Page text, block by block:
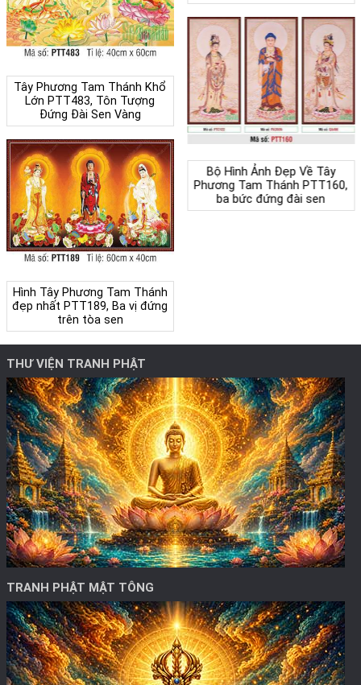
Tây Phương Tam Thánh Khổ
Lớn PTT483, Tôn Tượng
Đứng Đài Sen Vàng
Bộ Hình Ảnh Đẹp Về Tây
Phương Tam Thánh PTT160,
ba bức đứng đài sen
Hình Tây Phương Tam Thánh
đẹp nhất PTT189, Ba vị đứng
trên tòa sen
THƯ VIỆN TRANH PHẬT
TRANH PHẬT MẬT TÔNG